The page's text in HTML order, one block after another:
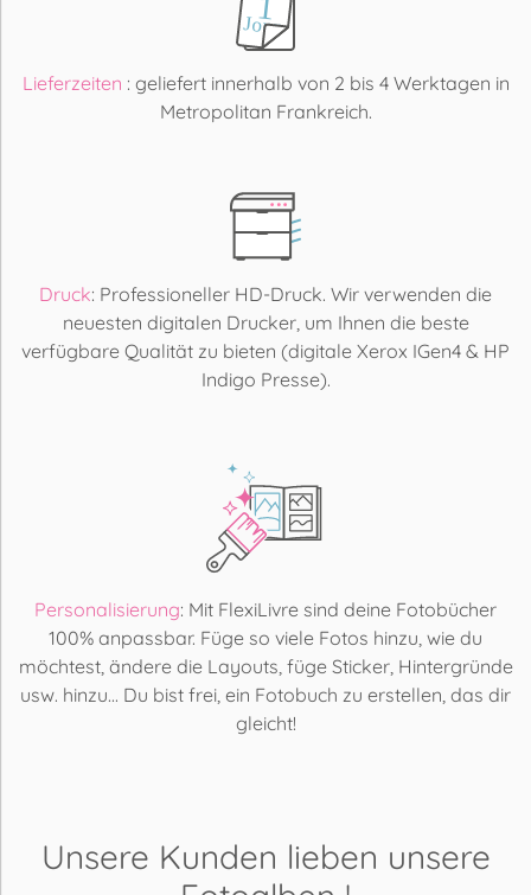
Lieferzeiten : geliefert innerhalb von 2 bis 4 Werktagen in
Metropolitan Frankreich.
Druck: Professioneller HD-Druck. Wir verwenden die
neuesten digitalen Drucker, um Ihnen die beste
verfügbare Qualität zu bieten (digitale Xerox IGen4 & HP
Indigo Presse).
Personalisierung: Mit FlexiLivre sind deine Fotobücher
100% anpassbar. Füge so viele Fotos hinzu, wie du
möchtest, ändere die Layouts, füge Sticker, Hintergründe
usw. hinzu... Du bist frei, ein Fotobuch zu erstellen, das dir
gleicht!
Unsere Kunden lieben unsere